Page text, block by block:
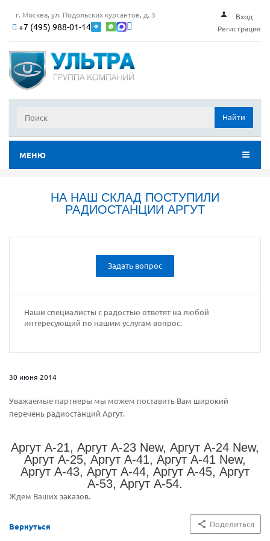
г. Москва, ул. Подольских курсантов, д. 3
+7 (495) 988-01-14
Вход
Регистрация
Найти
МЕНЮ
НА НАШ СКЛАД ПОСТУПИЛИ
РАДИОСТАНЦИИ АРГУТ
Задать вопрос
Наши специалисты с радостью ответят на любой
интересующий по нашим услугам вопрос.
30 июня 2014
Уважаемые партнеры мы можем поставить Вам широкий
перечень радиостанций Аргут.
Аргут А-21, Аргут А-23 New, Аргут А-24 New,
Аргут А-25, Аргут А-41, Аргут А-41 New,
Аргут А-43, Аргут А-44, Аргут А-45, Аргут
А-53, Аргут А-54.
Ждем Ваших заказов.
Вернуться Поделиться